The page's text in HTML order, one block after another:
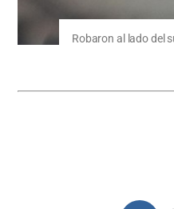
Robaron al lado del